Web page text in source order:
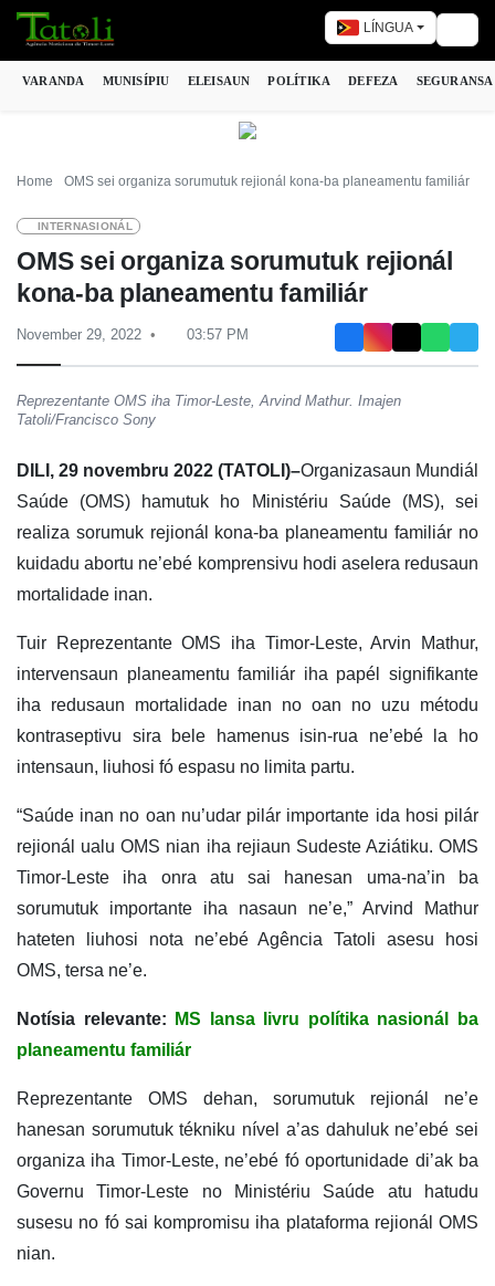
LÍNGUA
VARANDA MUNISÍPIU ELEISAUN POLÍTIKA DEFEZA SEGURANSA
Home OMS sei organiza sorumutuk rejionál kona-ba planeamentu familiár
INTERNASIONÁL
OMS sei organiza sorumutuk rejionál
kona-ba planeamentu familiár
November 29, 2022 03:57 PM
Reprezentante OMS iha Timor-Leste, Arvind Mathur. Imajen
Tatoli/Francisco Sony
DILI, 29 novembru 2022 (TATOLI)–Organizasaun Mundiál
Saúde (OMS) hamutuk ho Ministériu Saúde (MS), sei
realiza sorumuk rejionál kona-ba planeamentu familiár no
kuidadu abortu ne’ebé komprensivu hodi aselera redusaun
mortalidade inan.
Tuir Reprezentante OMS iha Timor-Leste, Arvin Mathur,
intervensaun planeamentu familiár iha papél signifikante
iha redusaun mortalidade inan no oan no uzu métodu
kontraseptivu sira bele hamenus isin-rua ne’ebé la ho
intensaun, liuhosi fó espasu no limita partu.
“Saúde inan no oan nu’udar pilár importante ida hosi pilár
rejionál ualu OMS nian iha rejiaun Sudeste Aziátiku. OMS
Timor-Leste iha onra atu sai hanesan uma-na’in ba
sorumutuk importante iha nasaun ne’e,” Arvind Mathur
hateten liuhosi nota ne’ebé Agência Tatoli asesu hosi
OMS, tersa ne’e.
Notísia relevante:
MS lansa livru polítika nasionál ba
planeamentu familiár
Reprezentante OMS dehan, sorumutuk rejionál ne’e
hanesan sorumutuk tékniku nível a’as dahuluk ne’ebé sei
organiza iha Timor-Leste, ne’ebé fó oportunidade di’ak ba
Governu Timor-Leste no Ministériu Saúde atu hatudu
susesu no fó sai kompromisu iha plataforma rejionál OMS
nian.